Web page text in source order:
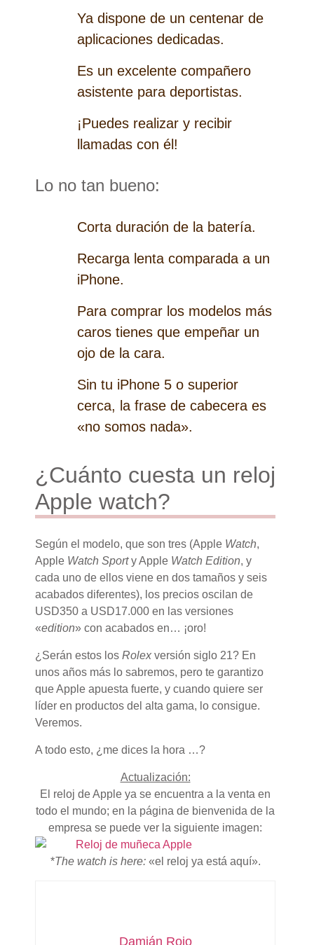
Ya dispone de un centenar de
aplicaciones dedicadas.
Es un excelente compañero
asistente para deportistas.
¡Puedes realizar y recibir
llamadas con él!
Lo no tan bueno:
Corta duración de la batería.
Recarga lenta comparada a un
iPhone.
Para comprar los modelos más
caros tienes que empeñar un
ojo de la cara.
Sin tu iPhone 5 o superior
cerca, la frase de cabecera es
«no somos nada».
¿Cuánto cuesta un reloj
Apple watch?
Según el modelo, que son tres (Apple Watch,
Apple Watch Sporty Apple Watch Edition, y
cada uno de ellos viene en dos tamaños y seis
acabados diferentes), los precios oscilan de
USD350 a USD17.000 en las versiones
«edition» con acabados en… ¡oro!
¿Serán estos los Rolex versión siglo 21? En
unos años más lo sabremos, pero te garantizo
que Apple apuesta fuerte, y cuando quiere ser
líder en productos del alta gama, lo consigue.
Veremos.
A todo esto, ¿me dices la hora …?
Actualización:
El reloj de Apple ya se encuentra a la venta en
todo el mundo; en la página de bienvenida de la
empresa se puede ver la siguiente imagen:
*The watch is here:«el reloj ya está aquí».
Damián Rojo